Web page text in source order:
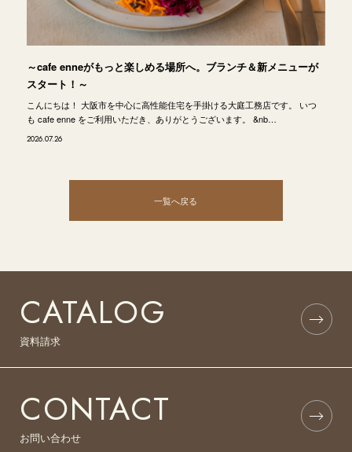
～cafe enneがもっと楽しめる場所へ。ブランチ＆新メニューが
スタート！～
こんにちは！ 大阪市を中心に高性能住宅を手掛ける大庭工務店です。 いつ
も cafe enne をご利用いただき、ありがとうございます。 &nb…
2026.07.26
一覧へ戻る
CATALOG
資料請求
CONTACT
お問い合わせ